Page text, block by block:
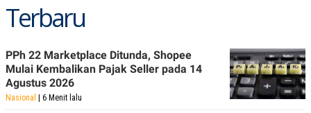
SITEMAP PROFILE
USE
PEDOMAN
PEMBERITAAN
SIBER
Terbaru
PPh 22 Marketplace Ditunda, Shopee
Mulai Kembalikan Pajak Seller pada 14
Agustus 2026
Nasional | 6 Menit lalu